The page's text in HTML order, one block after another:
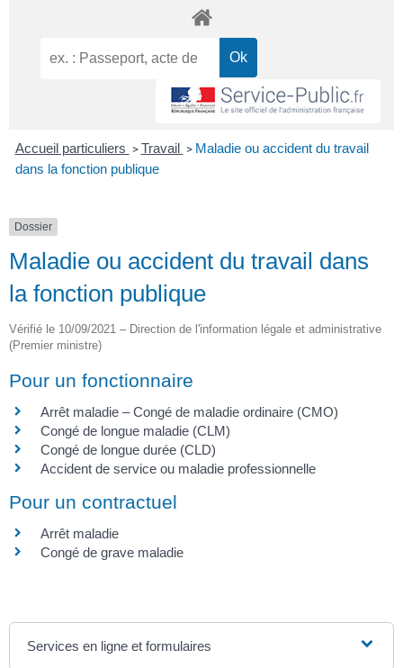
Accueil particuliers > Travail > Maladie ou accident du travail
dans la fonction publique
Dossier
Maladie ou accident du travail dans
la fonction publique
Vérifié le 10/09/2021 – Direction de l'information légale et administrative
(Premier ministre)
Pour un fonctionnaire
Arrêt maladie – Congé de maladie ordinaire (CMO)
Congé de longue maladie (CLM)
Congé de longue durée (CLD)
Accident de service ou maladie professionnelle
Pour un contractuel
Arrêt maladie
Congé de grave maladie
Services en ligne et formulaires